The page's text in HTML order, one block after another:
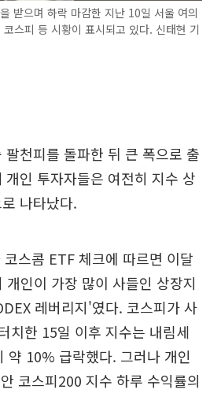
받으며 하락 마감한 지난 10일 서울 여의
스피 등 시황이 표시되고 있다. 신태현 기
팔천피를 돌파한 뒤 큰 폭으로 출
개인 투자자들은 여전히 지수 상
나타났다.
스콤 ETF 체크에 따르면 이달
인이 가장 많이 사들인 상장지
레버리지'였다. 코스피가 사
치한 15일 이후 지수는 내림세
약 10% 급락했다. 그러나 개인
코스피200 지수 하루 수익률의